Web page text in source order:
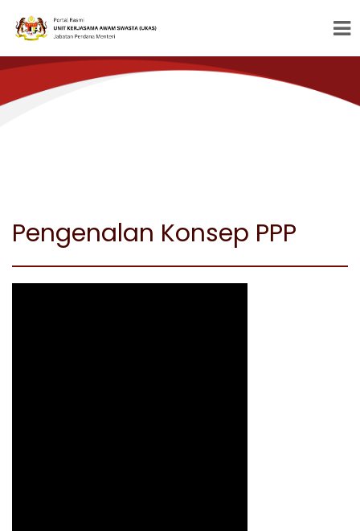
Pengenalan Konsep PPP